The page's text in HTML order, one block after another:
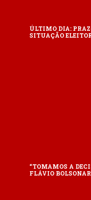
ÚLTIMO DIA:
SITUAÇÃO
“TOMAMOS A
FLÁVIO